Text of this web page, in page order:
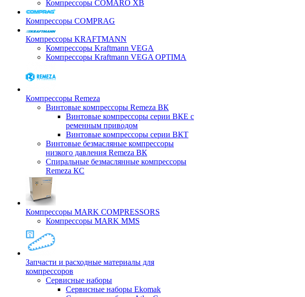
Компрессоры COMARO XB
Компрессоры COMPRAG
Компрессоры KRAFTMANN
Компрессоры Kraftmann VEGA
Компрессоры Kraftmann VEGA OPTIMA
Компрессоры Remeza
Винтовые компрессоры Remeza ВК
Винтовые компрессоры серии ВКЕ с
ременным приводом
Винтовые компрессоры серии ВКТ
Винтовые безмасляные компрессоры
низкого давления Remeza ВК
Спиральные безмаслянные компрессоры
Remeza КС
Компрессоры MARK COMPRESSORS
Компрессоры MARK MMS
Запчасти и расходные материалы для
компрессоров
Cервисные наборы
Сервисные наборы Ekomak